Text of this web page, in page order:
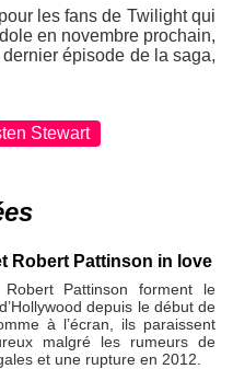
les fans de Twilight qui
en novembre prochain,
épisode de la saga,
Stewart
Robert Pattinson in love
Pattinson forment le
depuis le début de
à l’écran, ils paraissent
malgré les rumeurs de
et une rupture en 2012.